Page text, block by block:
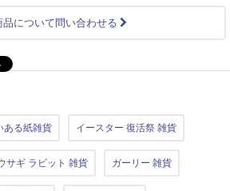
品について問い合わせる
ある紙雑貨 イースター 復活祭 雑貨
サギ ラビット 雑貨 ガーリー 雑貨